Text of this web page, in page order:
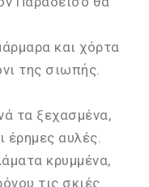
και χόρτα
της σιωπής.
τα ξεχασμένα,
έρημες αυλές.
κρυμμένα,
τις σκιές.